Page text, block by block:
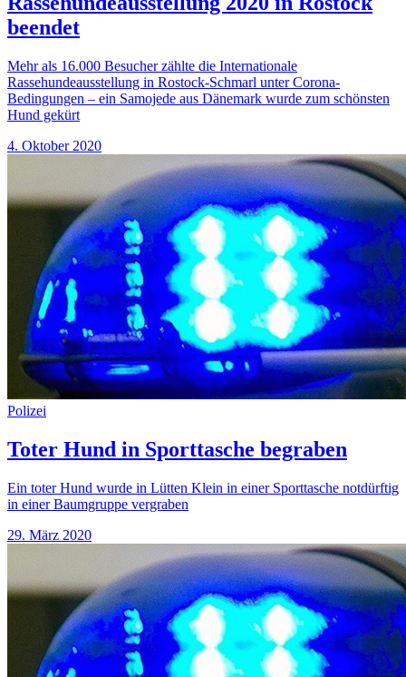
beendet
Mehr als 16.000 Besucher zählte die Internationale
Rassehundeausstellung in Rostock-Schmarl unter Corona-
Bedingungen – ein Samojede aus Dänemark wurde zum schönsten
Hund gekürt
4. Oktober 2020
Polizei
Toter Hund in Sporttasche begraben
Ein toter Hund wurde in Lütten Klein in einer Sporttasche notdürftig
in einer Baumgruppe vergraben
29. März 2020